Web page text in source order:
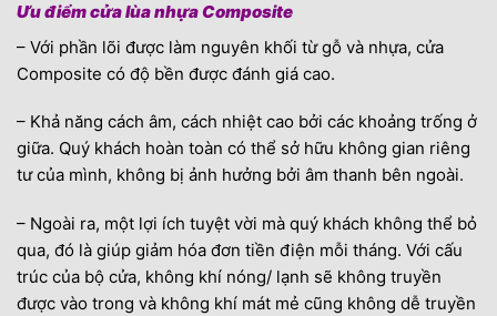
Ưu điểm cửa lùa nhựa Composite
– Với phần lõi được làm nguyên khối từ gỗ và nhựa, cửa
Composite có độ bền được đánh giá cao.
– Khả năng cách âm, cách nhiệt cao bởi các khoảng trống ở
giữa. Quý khách hoàn toàn có thể sở hữu không gian riêng
tư của mình, không bị ảnh hưởng bởi âm thanh bên ngoài.
– Ngoài ra, một lợi ích tuyệt vời mà quý khách không thể bỏ
qua, đó là giúp giảm hóa đơn tiền điện mỗi tháng. Với cấu
trúc của bộ cửa, không khí nóng/ lạnh sẽ không truyền
được vào trong và không khí mát mẻ cũng không dễ truyền